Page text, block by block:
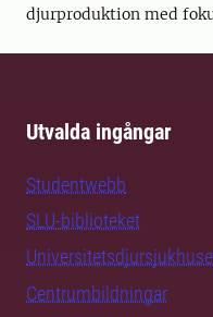
djurproduktion med
Utvalda ingångar
Studentwebb
SLU-biblioteket
Centrumbildningar